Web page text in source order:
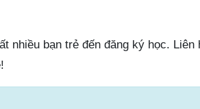
nhiều bạn trẻ đến đăng ký học. Liên